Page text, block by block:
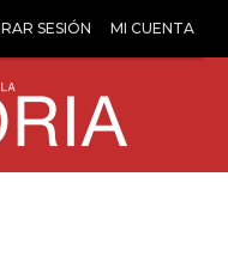
SESIÓN MI CUENTA